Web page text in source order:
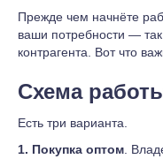
Прежде чем начнёте
ваши потребности —
контрагента. Вот что
Схема
Есть три варианта.
1. Покупка оптом .